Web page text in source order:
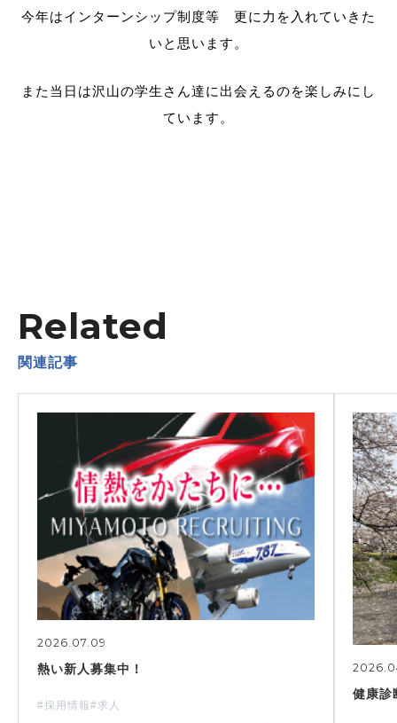
今年はインターンシップ制度等 更に力を入れていきた
いと思います。
また当日は沢山の学生さん達に出会えるのを楽しみにし
ています。
Related
関連記事
2026.07.09
熱い新人募集中！
#採用情報#求人
健康診